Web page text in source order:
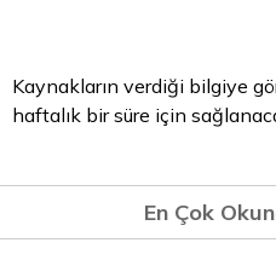
Kaynakların verdiği bilgiye
haftalık bir süre için
En Çok